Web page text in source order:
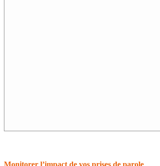
Monitorer l’impact de vos prises de parole